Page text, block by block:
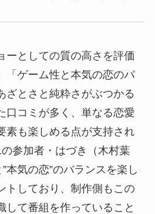
ーとしての質の高さを評価
「ゲーム性と本気の恋のバ
ざとさと純粋さがぶつかる
口コミが多く、単なる恋愛
素も楽しめる点が支持され
参加者・はづき（木村葉
本気の恋”のバランスを楽し
トしており、制作側もこの
して番組を作っていること